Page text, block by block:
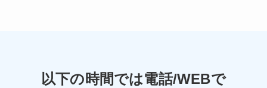
以下の時間では電話/WEBで